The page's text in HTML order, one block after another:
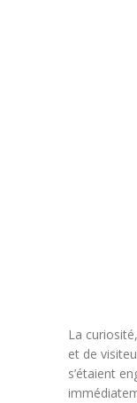
La
et de
s’étaient